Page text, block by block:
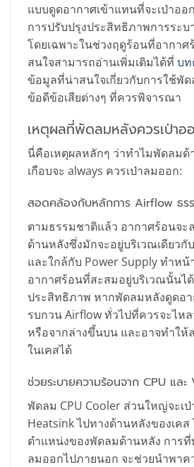
แบบดูดอากาศเข้าแทนที่จะเป่าอ
การปรับปรุงประสิทธิภาพการระ
โดยเฉพาะในช่วงฤดูร้อนที่อากา
สนใจสามารถอ่านเพิ่มเติมได้ที่ บ
ข้อมูลที่น่าสนใจเกี่ยวกับการใช้พั
ข้อดีข้อเสียต่างๆ ที่ควรพิจารณา
เหตุผลที่พัดลมหลังควรเป่าอ
นี่คือเหตุผลหลักๆ ว่าทำไมพัดลม
เกือบจะ always ควรเป่าลมออก:
สอดคล้องกับหลักการ Airflow ธร
ตามธรรมชาติแล้ว อากาศร้อนจะ
ด้านหลังซึ่งมักจะอยู่บริเวณเดียวกั
และใกล้กับ Power Supply ทำหน้
อากาศร้อนที่สะสมอยู่บริเวณนั้นไ
ประสิทธิภาพ หากพัดลมหลังดูดอา
รบกวน Airflow ทั่วไปที่ควรจะไห
หรือจากล่างขึ้นบน และอาจทำให้
ในเคสได้
ช่วยระบายความร้อนจาก CPU และ
พัดลม CPU Cooler ส่วนใหญ่จะเ
Heatsink ไปทางด้านหลังของเคส
ตำแหน่งของพัดลมด้านหลัง การ
ลมออกไปภายนอก จะช่วยนำพาค